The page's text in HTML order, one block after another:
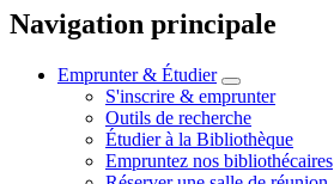
Navigation principale
Emprunter & Étudier
S'inscrire & emprunter
Outils de recherche
Étudier à la Bibliothèque
Empruntez nos bibliothécaires